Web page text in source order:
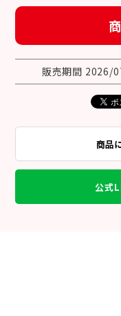
販売期間 2026/
商品
公式